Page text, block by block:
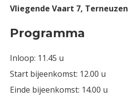
Vliegende Vaart 7, Terneuzen
Programma
Inloop: 11.45 u
Start bijeenkomst: 12.00 u
Einde bijeenkomst: 14.00 u